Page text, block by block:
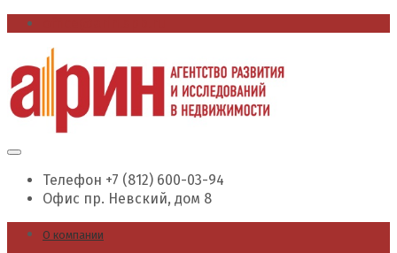
Телефон +7 (812) 600-03-94
Офис пр. Невский, дом 8
О компании